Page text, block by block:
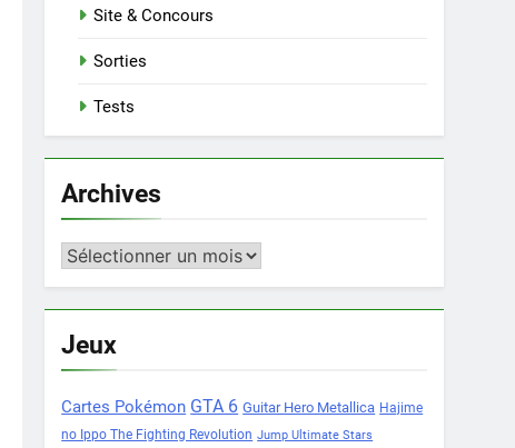
Site & Concours
Sorties
Tests
Archives
Archives
Jeux
Cartes Pokémon GTA 6 Guitar Hero Metallica Hajime
no Ippo The Fighting Revolution Jump Ultimate Stars